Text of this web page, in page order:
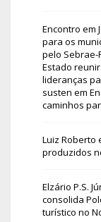
Encontro em
para os
pelo Sebrae-
Estado
lideranças
susten em
caminhos
Luiz Roberto
produzidos
Elzário P.S.
consolida
turístico no